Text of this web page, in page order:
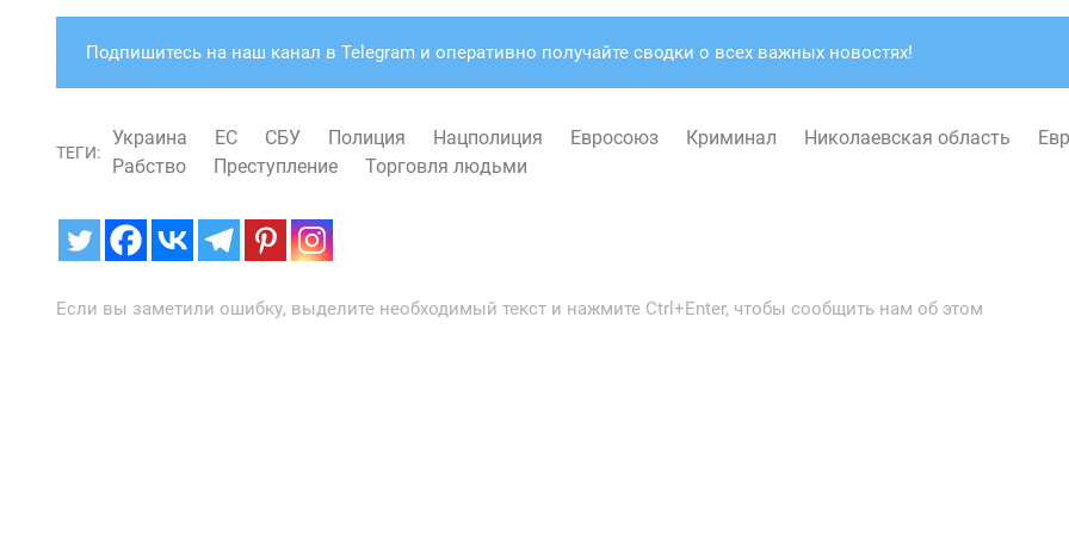
Подпишитесь на наш канал в Telegram и оперативно получайте сводки о всех важных новостях!
ТЕГИ:
Украина ЕС СБУ Полиция Нацполиция Евросоюз Криминал Николаевская область
Рабство
Преступление Торговля людьми
Если вы заметили ошибку, выделите необходимый текст и нажмите Ctrl+Enter, чтобы сообщить нам об этом